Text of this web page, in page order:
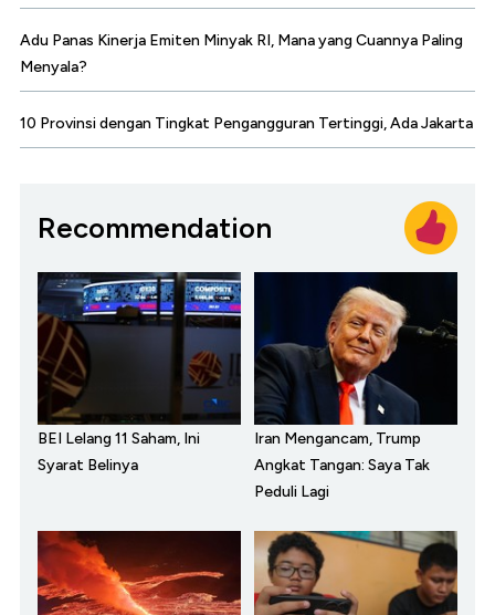
Adu Panas Kinerja Emiten Minyak RI, Mana yang Cuannya Paling
Menyala?
10 Provinsi dengan Tingkat Pengangguran Tertinggi, Ada Jakarta
Recommendation
BEI Lelang 11 Saham, Ini
Syarat Belinya
Iran Mengancam, Trump
Angkat Tangan: Saya Tak
Peduli Lagi